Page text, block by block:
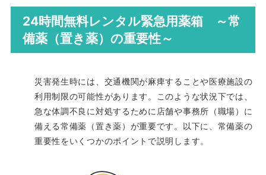
24時間無料レンタル緊急用薬箱 ～常
備薬（置き薬）の重要性～
災害発生時には、交通機関が麻痺することや医療施設の
利用制限の可能性があります。このような状況下では、
急な体調不良に対処するために店舗や事務所（職場）に
備える常備薬（置き薬）が重要です。以下に、常備薬の
重要性をいくつかのポイントで説明します。